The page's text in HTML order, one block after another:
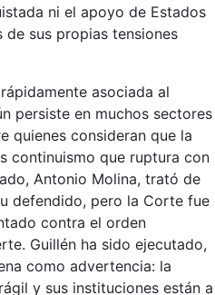
ni el apoyo de Estados
de sus propias tensiones
asociada al
persiste en muchos sectores
quienes consideran que la
continuismo que ruptura con
Antonio Molina, trató de
defendido, pero la Corte fue
contra el orden
Guillén ha sido ejecutado,
como advertencia: la
y sus instituciones están a